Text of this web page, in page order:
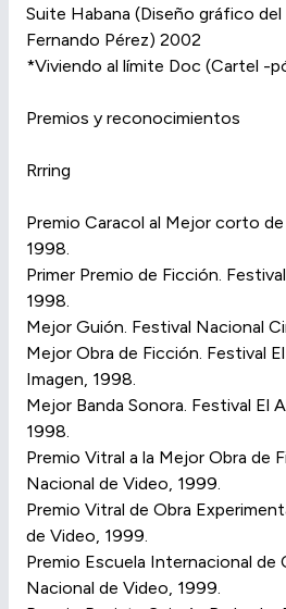
Suite Habana (Diseño gráfico
Fernando Pérez) 2002
*Viviendo al límite Doc (Cartel -
Premios y reconocimientos
Rrring
Premio Caracol al Mejor corto
1998.
Primer Premio de Ficción.
1998.
Mejor Guión. Festival Nacional
Mejor Obra de Ficción. Festival
Imagen, 1998.
Mejor Banda Sonora. Festival El
1998.
Premio Vitral a la Mejor Obra de
Nacional de Video, 1999.
Premio Vitral de Obra
de Video, 1999.
Premio Escuela Internacional de
Nacional de Video, 1999.